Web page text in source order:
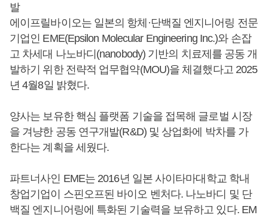
발
에이프릴바이오는 일본의 항체·단백질 엔지니어링 전문
기업인 EME(Epsilon Molecular Engineering Inc.)와 손잡
고 차세대 나노바디(nanobody) 기반의 치료제를 공동 개
발하기 위한 전략적 업무협약(MOU)을 체결했다고 2025
년 4월8일 밝혔다.
양사는 보유한 핵심 플랫폼 기술을 접목해 글로벌 시장
을 겨냥한 공동 연구개발(R&D) 및 상업화에 박차를 가
한다는 계획을 세웠다.
파트너사인 EME는 2016년 일본 사이타마대학교 학내
창업기업이 스핀오프된 바이오 벤처다. 나노바디 및 단
백질 엔지니어링에 특화된 기술력을 보유하고 있다. EM